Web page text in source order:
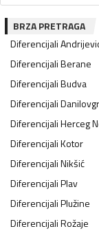
BRZA PRETRAGA
Diferencijali
DiferencijaliBerane
DiferencijaliBudva
Diferencijali
DiferencijaliHerceg
DiferencijaliKotor
DiferencijaliNikšić
DiferencijaliPlav
DiferencijaliPlužine
DiferencijaliRožaje